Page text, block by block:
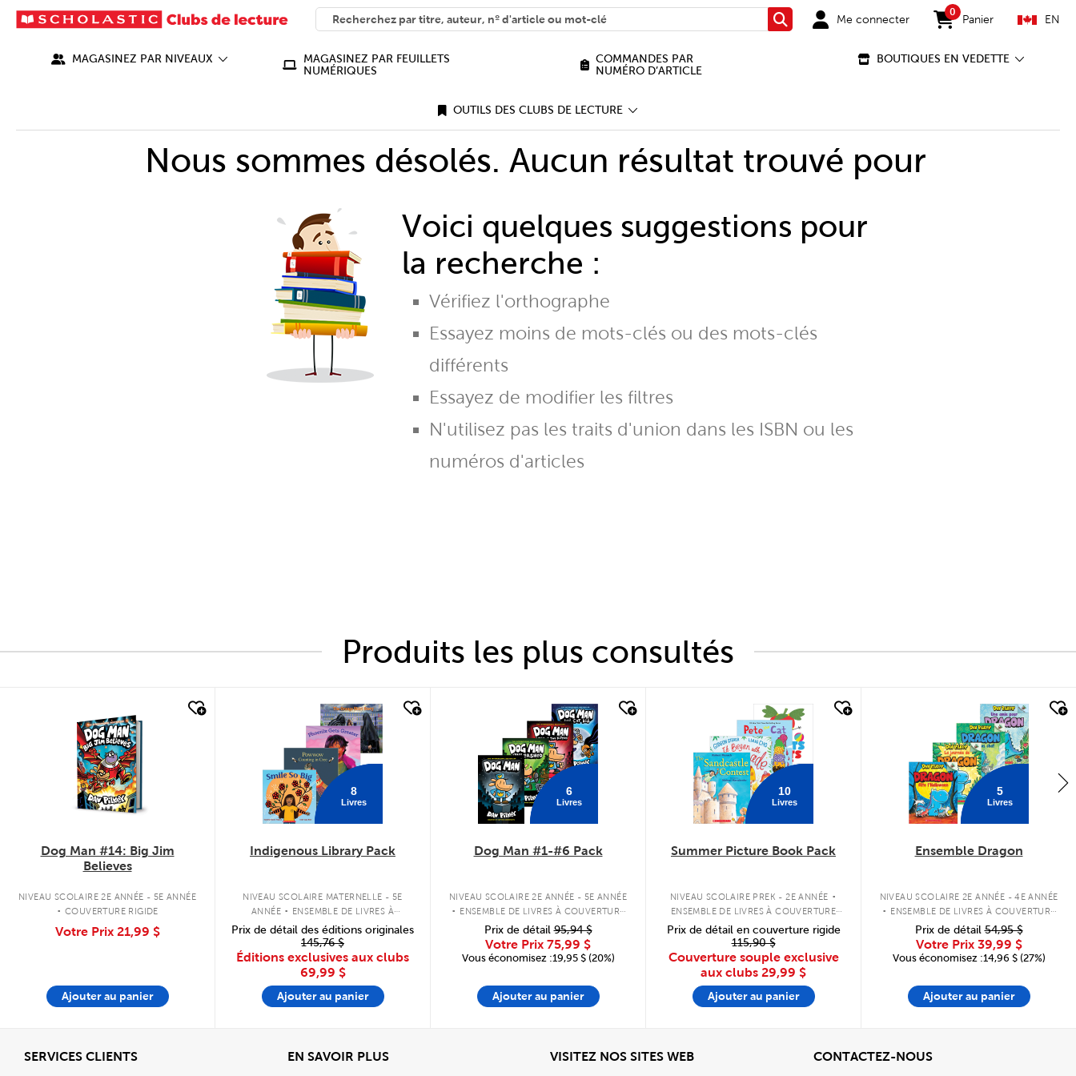
SEARCH
What can we help you find?
RechercherMe connecter
0
items in cart
Panier EN
MAGASINEZ PAR NIVEAUX
MAGASINEZ PAR FEUILLETS
NUMÉRIQUES
COMMANDES PAR
NUMÉRO D’ARTICLE
BOUTIQUES EN VEDETTE
OUTILS DES CLUBS DE LECTURE
Nous sommes désolés. Aucun résultat trouvé pour
Voici quelques suggestions pour
la recherche :
Vérifiez l'orthographe
Essayez moins de mots-clés ou des mots-clés
différents
Essayez de modifier les filtres
N'utilisez pas les traits d'union dans les ISBN ou les
numéros d'articles
Produits les plus consultés
Dog Man #14: Big Jim
Believes
NIVEAU SCOLAIRE 2E ANNÉE - 5E ANNÉE
. COUVERTURE RIGIDE
Votre Prix 21,99 $
Ajouter au panier
8
Livres
Indigenous Library Pack
NIVEAU SCOLAIRE MATERNELLE - 5E
ANNÉE . ENSEMBLE DE LIVRES À
COUVERTURE SOUPLE
Prix de détail des éditions originales
145,76 $
Éditions exclusives aux clubs
69,99 $
Ajouter au panier
6
Livres
Dog Man #1-#6 Pack
NIVEAU SCOLAIRE 2E ANNÉE - 5E ANNÉE
. ENSEMBLE DE LIVRES À COUVERTURE
RIGIDE
Prix de détail95,94 $
Votre Prix 75,99 $
Vous économisez :19,95 $ (20%)
Ajouter au panier
10
Livres
Summer Picture Book Pack
NIVEAU SCOLAIRE PREK - 2E ANNÉE .
ENSEMBLE DE LIVRES À COUVERTURE
Prix de détail en couverture rigide
115,90 $
Couverture souple exclusive
aux clubs 29,99 $
Ajouter au panier
5
Livres
Ensemble Dragon
NIVEAU SCOLAIRE 2E ANNÉE - 4E ANNÉE
. ENSEMBLE DE LIVRES À COUVERTURE
SOUPLE
Prix de détail54,95 $
Votre Prix 39,99 $
Vous économisez :14,96 $ (27%)
Ajouter au panier
SERVICES CLIENTSAfficher EN SAVOIR PLUSView VISITEZ NOS SITES WEBAfficher CONTACTEZ-NOUSView